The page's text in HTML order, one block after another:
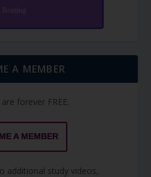
Reading
A MEMBER
forever FREE.
A MEMBER
additional study videos,